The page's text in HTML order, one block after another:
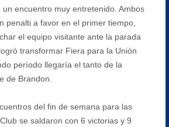
encuentro muy entretenido. Ambos
penalti a favor en el primer tiempo,
el equipo visitante ante la parada
transformar Fiera para la Unión
período llegaría el tanto de la
de Brandon.
del fin de semana para las
se saldaron con 6 victorias y 9